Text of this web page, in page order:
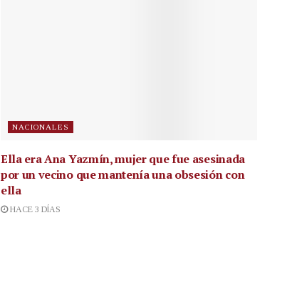
NACIONALES
Ella era Ana Yazmín, mujer que fue asesinada
por un vecino que mantenía una obsesión con
ella
HACE 3 DÍAS